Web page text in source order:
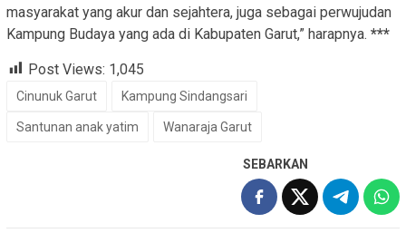
masyarakat yang akur dan sejahtera, juga sebagai perwujudan
Kampung Budaya yang ada di Kabupaten Garut,” harapnya. ***
Post Views: 1,045
Cinunuk Garut Kampung Sindangsari
Santunan anak yatim Wanaraja Garut
SEBARKAN